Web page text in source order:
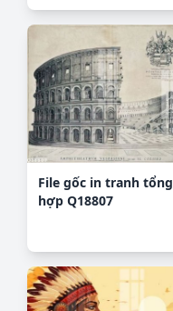
File gốc in tranh tổng
hợp Q18807